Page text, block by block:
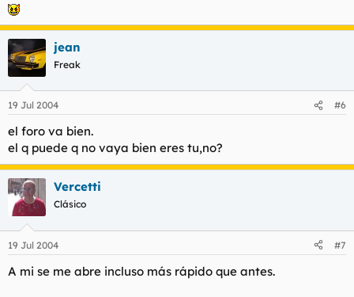
jean
Freak
19 Jul 2004 #6
el foro va bien.
el q puede q no vaya bien eres tu,no?
Vercetti
Clásico
19 Jul 2004 #7
A mi se me abre incluso más rápido que antes.